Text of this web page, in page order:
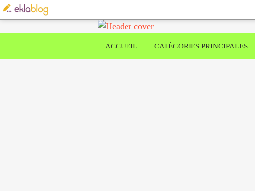
ACCUEIL CATÉGORIES PRINCIPALES